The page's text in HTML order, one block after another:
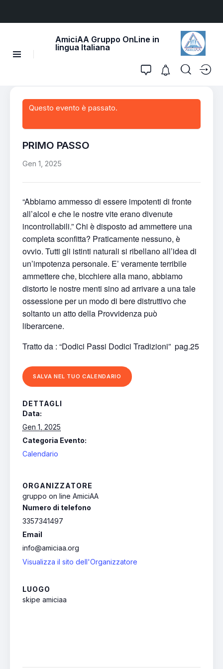
AmiciAA Gruppo OnLine in
lingua Italiana
Questo evento è passato.
PRIMO PASSO
Gen 1, 2025
“Abbiamo ammesso di essere impotenti di fronte
all’alcol e che le nostre vite erano divenute
incontrollabili.” Chi è disposto ad ammettere una
completa sconfitta? Praticamente nessuno, è
ovvio. Tutti gli istinti naturali si ribellano all’idea di
un’impotenza personale. E’ veramente terribile
ammettere che, bicchiere alla mano, abbiamo
distorto le nostre menti sino ad arrivare a una tale
ossessione per un modo di bere distruttivo che
soltanto un atto della Provvidenza può
liberarcene.
Tratto da : “Dodici Passi Dodici Tradizioni” pag.25
SALVA NEL TUO CALENDARIO
DETTAGLI
Data:
Gen 1, 2025
Categoria Evento:
Calendario
ORGANIZZATORE
gruppo on line AmiciAA
Numero di telefono
3357341497
Email
info@amiciaa.org
Visualizza il sito dell'Organizzatore
LUOGO
skipe amiciaa